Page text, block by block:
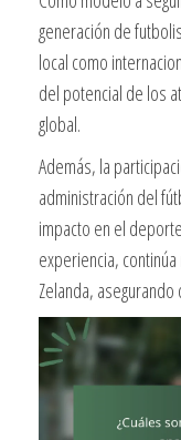
generación de
local como
del potencial de los
global.
Además, la
administración del
impacto en el
experiencia,
Zelanda,